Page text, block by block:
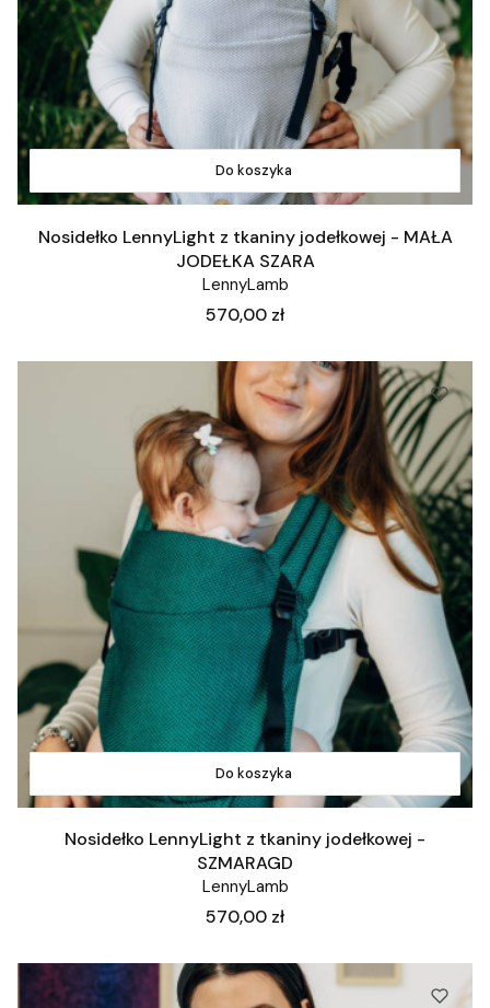
Do koszyka
Nosidełko LennyLight z tkaniny jodełkowej - MAŁA
JODEŁKA SZARA
LennyLamb
Cena
570,00 zł
Do koszyka
Nosidełko LennyLight z tkaniny jodełkowej -
SZMARAGD
LennyLamb
Cena
570,00 zł